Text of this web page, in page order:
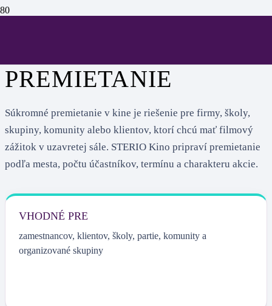
PREMIETANIE
Súkromné premietanie v kine je riešenie pre firmy, školy,
skupiny, komunity alebo klientov, ktorí chcú mať filmový
zážitok v uzavretej sále. STERIO Kino pripraví premietanie
podľa mesta, počtu účastníkov, termínu a charakteru akcie.
VHODNÉ PRE
zamestnancov, klientov, školy, partie, komunity a
organizované skupiny